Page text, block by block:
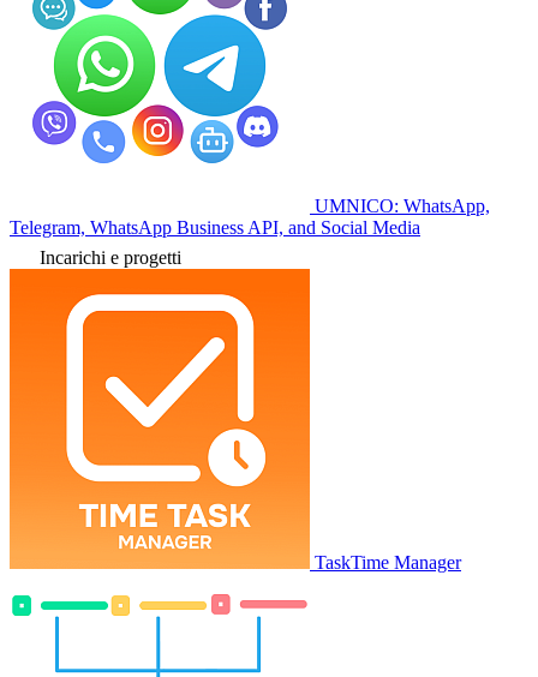
UMNICO: WhatsApp,
Telegram, WhatsApp Business API, and Social Media
Incarichi e progetti
TaskTime Manager